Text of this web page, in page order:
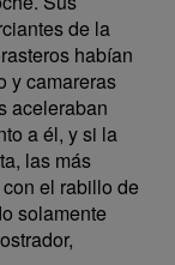
de la
habían
y camareras
aceleraban
a él, y si la
las más
el rabillo de
solamente